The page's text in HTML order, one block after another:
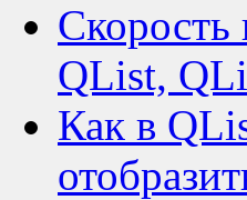
Скорость
QList,
Как в